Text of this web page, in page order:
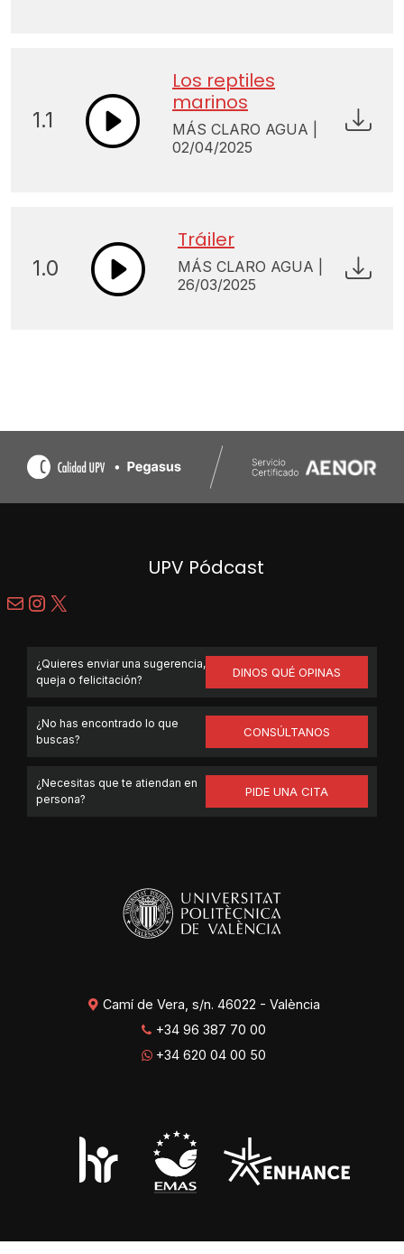
1.1
Los reptiles
marinos
MÁS CLARO AGUA |
02/04/2025
1.0
Tráiler
MÁS CLARO AGUA |
26/03/2025
UPV Pódcast
Correo electrónico
Instagram
X
¿Quieres enviar una sugerencia,
queja o felicitación?
DINOS QUÉ OPINAS
¿No has encontrado lo que
buscas?
CONSÚLTANOS
¿Necesitas que te atiendan en
persona?
PIDE UNA CITA
Camí de Vera, s/n. 46022 - València
+34 96 387 70 00
+34 620 04 00 50